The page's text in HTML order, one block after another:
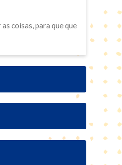
coisas, para que que